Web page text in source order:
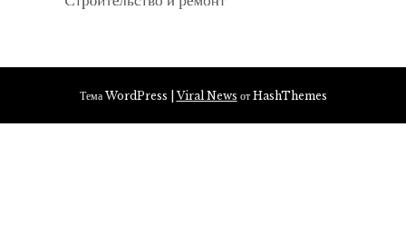
Тема WordPress |Viral News от HashThemes